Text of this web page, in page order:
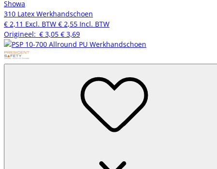
Showa
310 Latex Werkhandschoen
€ 2,11 Excl. BTW € 2,55 Incl. BTW
Origineel: € 3,05 € 3,69